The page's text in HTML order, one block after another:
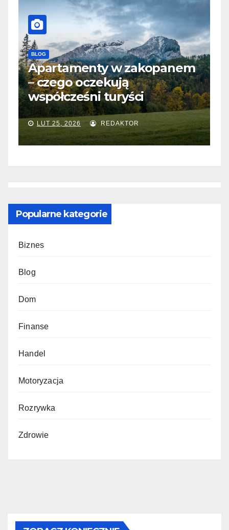
BLOG
Kreatywne aranżacje z
mozaiką – inspiracje, które
odmienią ściany i podłogi
LUT 4, 2026 REDAKTOR
Popularne kategorie
Biznes
Blog
Dom
Finanse
Handel
Motoryzacja
Rozrywka
Zdrowie